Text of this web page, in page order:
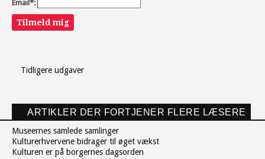
Email*:
Tilmeld mig
Tidligere udgaver
ARTIKLER DER FORTJENER FLERE LÆSERE
Museernes samlede samlinger
Kulturerhvervene bidrager til øget vækst
Kulturen er på borgernes dagsorden